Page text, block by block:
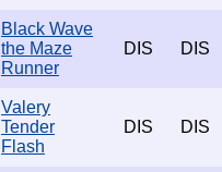
Black Wave
the Maze
Runner
DIS DIS
Valery
Tender
Flash
DIS DIS